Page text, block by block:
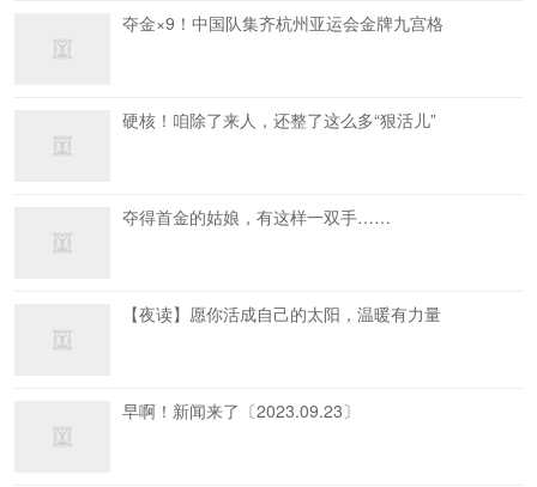
夺金×9！中国队集齐杭州亚运会金牌九宫格
硬核！咱除了来人，还整了这么多“狠活儿”
夺得首金的姑娘，有这样一双手……
【夜读】愿你活成自己的太阳，温暖有力量
早啊！新闻来了〔2023.09.23〕